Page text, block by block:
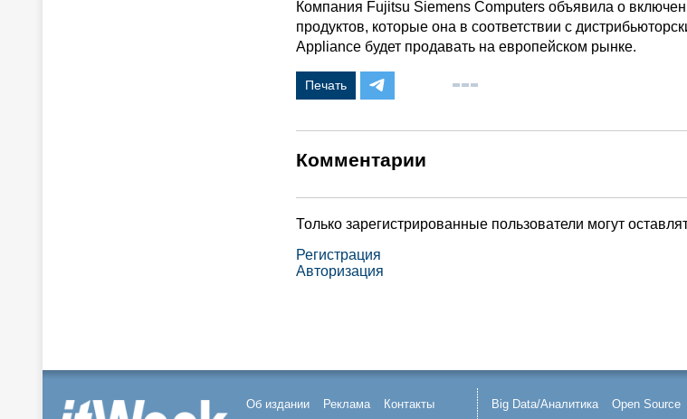
Компания Fujitsu Siemens Computers объявила о
продуктов, которые она в соответствии с
Appliance будет продавать на европейском рынке.
Печать
Комментарии
Только зарегистрированные пользователи могут
Регистрация
Авторизация
Об издании Реклама Контакты Big Data/Аналитика Open Source